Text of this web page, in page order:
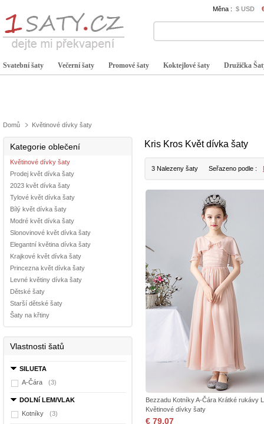
Měna : $ USD
Svatební šaty Večerní šaty Promové šaty Koktejlové šaty Družička
Domů Květinové dívky šaty
Kategorie oblečení
Květinové dívky šaty
Prodej květ dívka šaty
2023 květ dívka šaty
Tylové květ dívka šaty
Bílý květ dívka šaty
Modré květ dívka šaty
Slonovinové květ dívka šaty
Elegantní květina dívka šaty
Krajkové květ dívka šaty
Princezna květ dívka šaty
Levné květiny dívka šaty
Dětské šaty
Starší dětské šaty
Šaty na křtiny
Vlastnosti šatů
SILUETA
A-Čára
(3)
DOLNí LEM/VLAK
Kotníky
(3)
Kris Kros Květ dívka šaty
3 Nalezeny šaty Seřazeno podle :
Bezzadu Kotníky A-Čára Krátké rukávy
Květinové dívky šaty
€ 79,07